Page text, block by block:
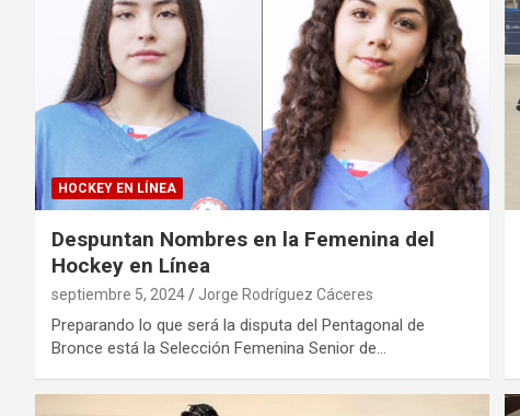
HOCKEY EN LÍNEA
Despuntan Nombres en la Femenina del
Hockey en Línea
septiembre 5, 2024 Jorge Rodríguez Cáceres
Preparando lo que será la disputa del Pentagonal de
Bronce está la Selección Femenina Senior de…